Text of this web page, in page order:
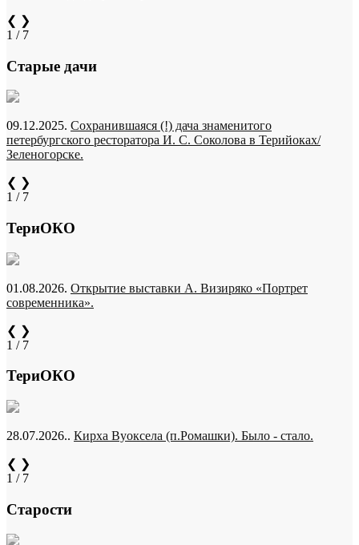
❮ ❯
1 / 7
Старые дачи
09.12.2025. Сохранившаяся (!) дача знаменитого
петербургского ресторатора И. С. Соколова в Терийоках/
Зеленогорске.
❮ ❯
1 / 7
ТериОКО
01.08.2026. Открытие выставки А. Визиряко «Портрет
современника».
❮ ❯
1 / 7
ТериОКО
28.07.2026.. Кирха Вуоксела (п.Ромашки). Было - стало.
❮ ❯
1 / 7
Старости